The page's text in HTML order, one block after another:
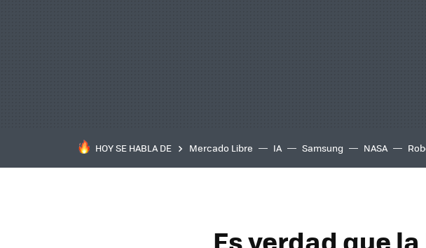
HOY SE HABLA DE Mercado Libre IA Samsung NASA